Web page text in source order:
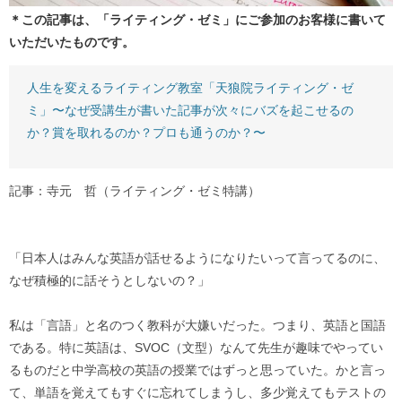
＊この記事は、「ライティング・ゼミ」にご参加のお客様に書いて
いただいたものです。
人生を変えるライティング教室「天狼院ライティング・ゼ
ミ」〜なぜ受講生が書いた記事が次々にバズを起こせるの
か？賞を取れるのか？プロも通うのか？〜
記事：寺元 哲（ライティング・ゼミ特講）
「日本人はみんな英語が話せるようになりたいって言ってるのに、
なぜ積極的に話そうとしないの？」
私は「言語」と名のつく教科が大嫌いだった。つまり、英語と国語
である。特に英語は、SVOC（文型）なんて先生が趣味でやってい
るものだと中学高校の英語の授業ではずっと思っていた。かと言っ
て、単語を覚えてもすぐに忘れてしまうし、多少覚えてもテストの